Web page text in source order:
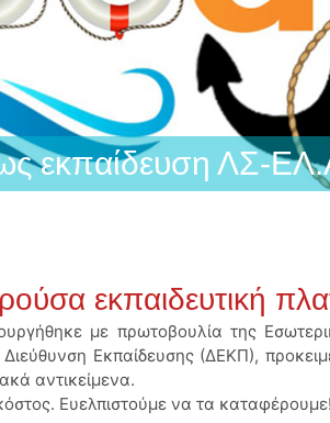
εκπαίδευση ΛΣ-
εκπαιδευτική
με πρωτοβουλία της
Εκπαίδευσης (ΔΕΚΠ),
αντικείμενα.
Ευελπιστούμε να τα καταφέρουμε!